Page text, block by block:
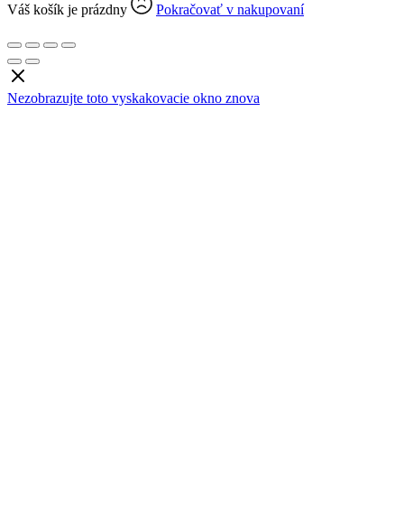
Váš košík je prázdny Pokračovať v nakupovaní
Nezobrazujte toto vyskakovacie okno znova